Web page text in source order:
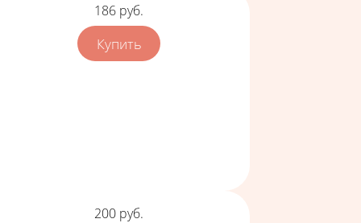
Цена
186 руб.
Цена
200 руб.